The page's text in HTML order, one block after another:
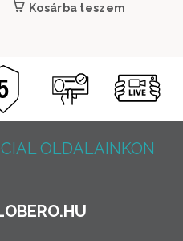
Kosárba teszem
OLDALAINKON